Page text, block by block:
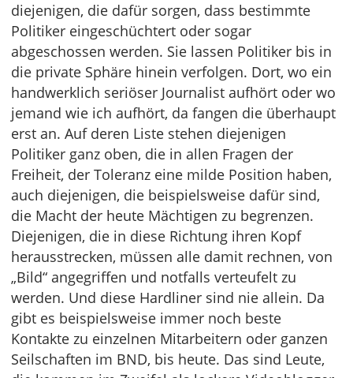
diejenigen, die dafür sorgen, dass bestimmte
Politiker eingeschüchtert oder sogar
abgeschossen werden. Sie lassen Politiker bis in
die private Sphäre hinein verfolgen. Dort, wo ein
handwerklich seriöser Journalist aufhört oder wo
jemand wie ich aufhört, da fangen die überhaupt
erst an. Auf deren Liste stehen diejenigen
Politiker ganz oben, die in allen Fragen der
Freiheit, der Toleranz eine milde Position haben,
auch diejenigen, die beispielsweise dafür sind,
die Macht der heute Mächtigen zu begrenzen.
Diejenigen, die in diese Richtung ihren Kopf
herausstrecken, müssen alle damit rechnen, von
„Bild“ angegriffen und notfalls verteufelt zu
werden. Und diese Hardliner sind nie allein. Da
gibt es beispielsweise immer noch beste
Kontakte zu einzelnen Mitarbeitern oder ganzen
Seilschaften im BND, bis heute. Das sind Leute,